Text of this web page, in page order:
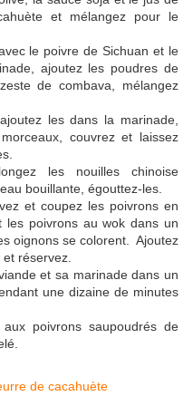
et mélangez pour le
le poivre de Sichuan et le
ajoutez les poudres de
de combava, mélangez
les dans la marinade,
couvrez et laissez
les nouilles chinoise
bouillante, égouttez-les.
et coupez les poivrons en
les poivrons au wok dans un
oignons se colorent. Ajoutez
réservez.
et sa marinade dans un
une dizaine de minutes
poivrons saupoudrés de